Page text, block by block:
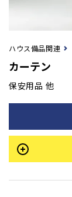
ハウス備品関連
カーテン
保安用品 他